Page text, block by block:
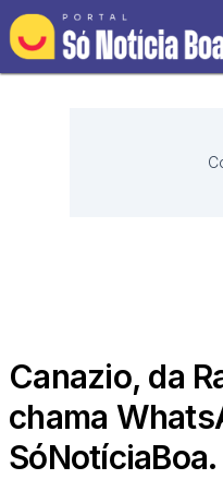
Canazio, da
chama